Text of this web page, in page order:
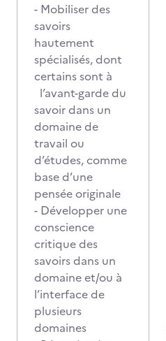
- Mobiliser des
savoirs
hautement
spécialisés, dont
certains sont à
l’avant-garde du
savoir dans un
domaine de
travail ou
d’études, comme
base d’une
pensée originale
- Développer une
conscience
critique des
savoirs dans un
domaine et/ou à
l’interface de
plusieurs
domaines